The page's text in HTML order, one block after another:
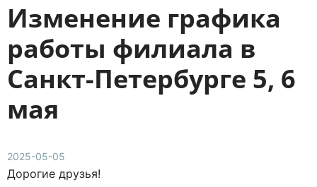
Изменение графика
работы филиала в
Санкт-Петербурге 5, 6
мая
2025-05-05
Дорогие друзья!